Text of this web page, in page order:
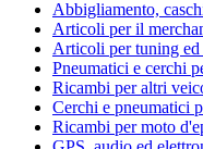
Abbigliamento,
Articoli per il
Articoli per tuning ed
Pneumatici e cerchi
Ricambi per altri
Cerchi e pneumatici
Ricambi per moto